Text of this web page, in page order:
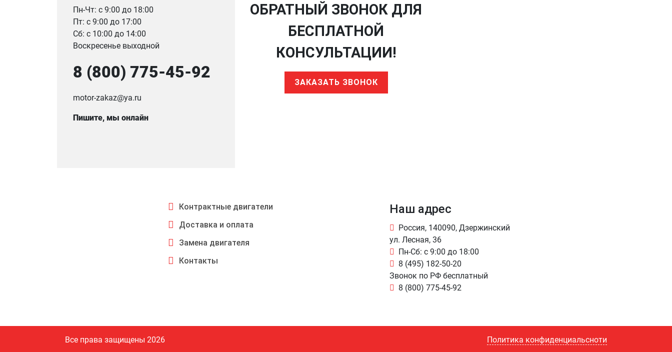
Пн-Чт: с 9:00 до 18:00
Пт: с 9:00 до 17:00
Сб: с 10:00 до 14:00
Воскресенье выходной
8 (800) 775-45-92
motor-zakaz@ya.ru
Пишите, мы онлайн
ОБРАТНЫЙ ЗВОНОК ДЛЯ
БЕСПЛАТНОЙ
КОНСУЛЬТАЦИИ!
ЗАКАЗАТЬ ЗВОНОК
Контрактные двигатели
Доставка и оплата
Замена двигателя
Контакты
Наш адрес
Россия, 140090, Дзержинский
ул. Лесная, 36
Пн-Сб: с 9:00 до 18:00
8 (495) 182-50-20
Звонок по РФ бесплатный
8 (800) 775-45-92
Все права защищены 2026 Политика конфиденциальсноти